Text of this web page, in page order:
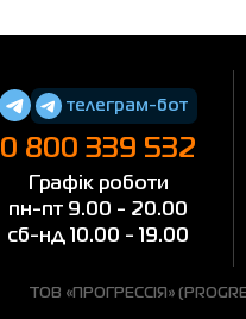
телеграм-бот
0 800 339 532
Графік роботи
пн-пт 9.00 - 20.00
сб-нд 10.00 - 19.00
ТОВ «ПРОГРЕССІЯ»